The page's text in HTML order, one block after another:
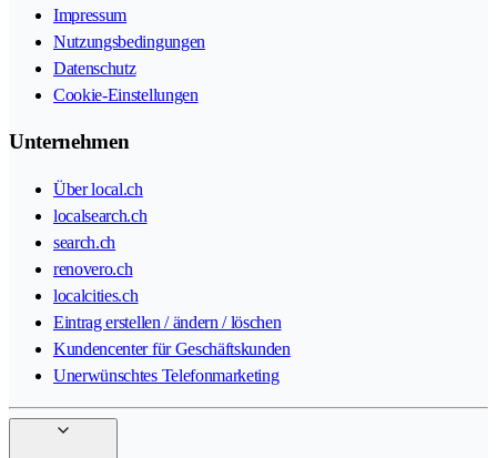
Impressum
Nutzungsbedingungen
Datenschutz
Cookie-Einstellungen
Unternehmen
Über local.ch
localsearch.ch
search.ch
renovero.ch
localcities.ch
Eintrag erstellen / ändern / löschen
Kundencenter für Geschäftskunden
Unerwünschtes Telefonmarketing